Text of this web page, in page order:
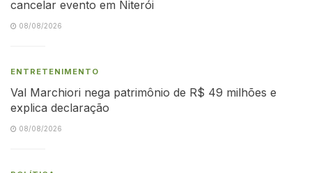
cancelar evento em Niterói
08/08/2026
ENTRETENIMENTO
Val Marchiori nega patrimônio de R$ 49 milhões e
explica declaração
08/08/2026